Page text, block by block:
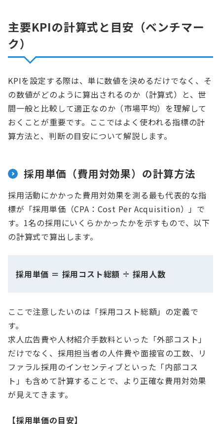
主要KPIの計算式と目安（ベンチマー
ク）
KPIを設定する際は、単に数値を決めるだけでなく、そ
の数値がどのように算出されるのか（計算式）と、世
間一般と比較して適正なのか（市場平均）を理解して
おくことが重要です。ここではよく使われる指標の計
算方法と、判断の目安について解説します。
採用単価（費用対効果）の計算方法
採用活動にかかった費用対効果を測る最も代表的な指
標が「採用単価（CPA：Cost Per Acquisition）」で
す。1名の採用にいくらかかったかを示すもので、以下
の計算式で算出します。
採用単価 ＝ 採用コスト総額 ÷ 採用人数
ここで注意したいのは「採用コスト総額」の定義で
す。
求人広告費や人材紹介手数料といった「外部コスト」
だけでなく、採用担当者の人件費や面接官の工数、リ
ファラル採用のインセンティブといった「内部コス
ト」も含めて計算することで、より正確な費用対効果
が見えてきます。
【採用単価の目安】